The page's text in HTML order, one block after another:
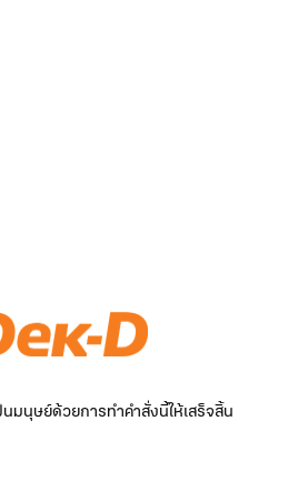
มนุษย์ด้วยการทำคำสั่งนี้ให้เสร็จสิ้น